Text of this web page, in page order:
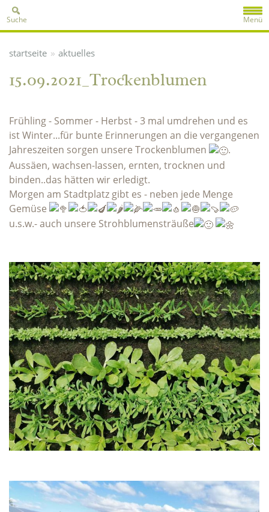
Menü
Suche
startseite » aktuelles
15.09.2021_Trockenblumen
Frühling - Sommer - Herbst - 3 mal umdrehen und es
ist Winter...für bunte Erinnerungen an die vergangenen
Jahreszeiten sorgen unsere Trockenblumen
.
Aussäen, wachsen-lassen, ernten, trocknen und
binden..das hätten wir erledigt.
Morgen am Stadtplatz gibt es - neben jede Menge
Gemüse
u.s.w.- auch unsere Strohblumensträuße